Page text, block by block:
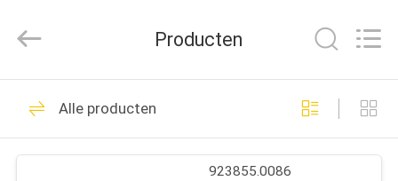
HUIS
PRODUCTEN
Reserved.
De Stapelaardelen
160
Producten
Alle producten
923855.0086